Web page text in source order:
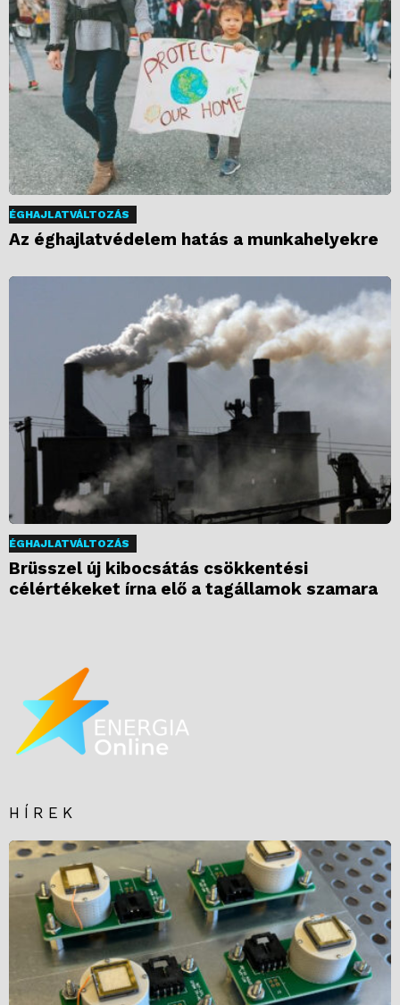
ÉGHAJLATVÁLTOZÁS
Az éghajlatvédelem hatás a munkahelyekre
ÉGHAJLATVÁLTOZÁS
Brüsszel új kibocsátás csökkentési
célértékeket írna elő a tagállamok szamara
HÍREK